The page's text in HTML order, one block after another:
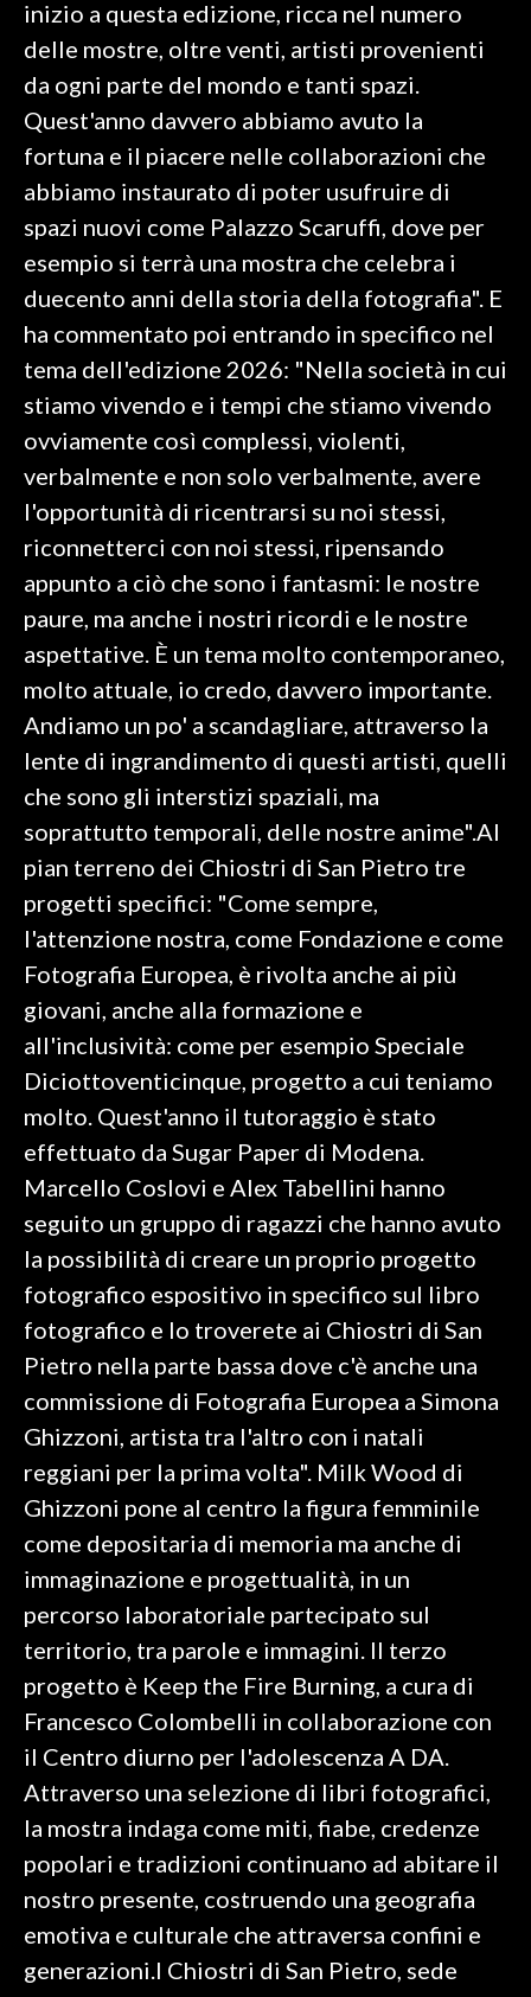
SPIAGGE
STORE
inizio a questa edizione, ricca nel numero
delle mostre, oltre venti, artisti provenienti
da ogni parte del mondo e tanti spazi.
Quest'anno davvero abbiamo avuto la
fortuna e il piacere nelle collaborazioni che
abbiamo instaurato di poter usufruire di
spazi nuovi come Palazzo Scaruffi, dove per
esempio si terrà una mostra che celebra i
duecento anni della storia della fotografia". E
ha commentato poi entrando in specifico nel
tema dell'edizione 2026: "Nella società in cui
stiamo vivendo e i tempi che stiamo vivendo
ovviamente così complessi, violenti,
verbalmente e non solo verbalmente, avere
l'opportunità di ricentrarsi su noi stessi,
riconnetterci con noi stessi, ripensando
appunto a ciò che sono i fantasmi: le nostre
paure, ma anche i nostri ricordi e le nostre
aspettative. È un tema molto contemporaneo,
molto attuale, io credo, davvero importante.
Andiamo un po' a scandagliare, attraverso la
lente di ingrandimento di questi artisti, quelli
che sono gli interstizi spaziali, ma
soprattutto temporali, delle nostre anime".Al
pian terreno dei Chiostri di San Pietro tre
progetti specifici: "Come sempre,
l'attenzione nostra, come Fondazione e come
Fotografia Europea, è rivolta anche ai più
giovani, anche alla formazione e
all'inclusività: come per esempio Speciale
Diciottoventicinque, progetto a cui teniamo
molto. Quest'anno il tutoraggio è stato
effettuato da Sugar Paper di Modena.
Marcello Coslovi e Alex Tabellini hanno
seguito un gruppo di ragazzi che hanno avuto
la possibilità di creare un proprio progetto
fotografico espositivo in specifico sul libro
fotografico e lo troverete ai Chiostri di San
Pietro nella parte bassa dove c'è anche una
commissione di Fotografia Europea a Simona
Ghizzoni, artista tra l'altro con i natali
reggiani per la prima volta". Milk Wood di
Ghizzoni pone al centro la figura femminile
come depositaria di memoria ma anche di
immaginazione e progettualità, in un
percorso laboratoriale partecipato sul
territorio, tra parole e immagini. Il terzo
progetto è Keep the Fire Burning, a cura di
Francesco Colombelli in collaborazione con
il Centro diurno per l'adolescenza A DA.
Attraverso una selezione di libri fotografici,
la mostra indaga come miti, fiabe, credenze
popolari e tradizioni continuano ad abitare il
nostro presente, costruendo una geografia
emotiva e culturale che attraversa confini e
generazioni.I Chiostri di San Pietro, sede